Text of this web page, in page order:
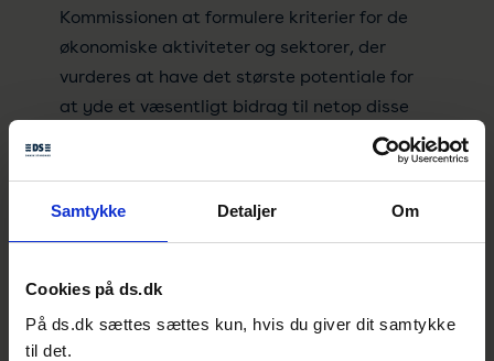
Samtykke Detaljer Om
Cookies på ds.dk
På ds.dk sættes sættes kun, hvis du giver dit samtykke
til det.
Kommissionen at formulere kriterier for de
økonomiske aktiviteter og sektorer, der
vurderes at have det største potentiale for
at yde et væsentligt bidrag til netop disse
indeholder tekniske screeningskriterier for
betyder, at der i forslaget fx. ikke er udviklet
tekniske screeningskriterier for økonomiske
aktiviteter indenfor byggeri under miljømål 3